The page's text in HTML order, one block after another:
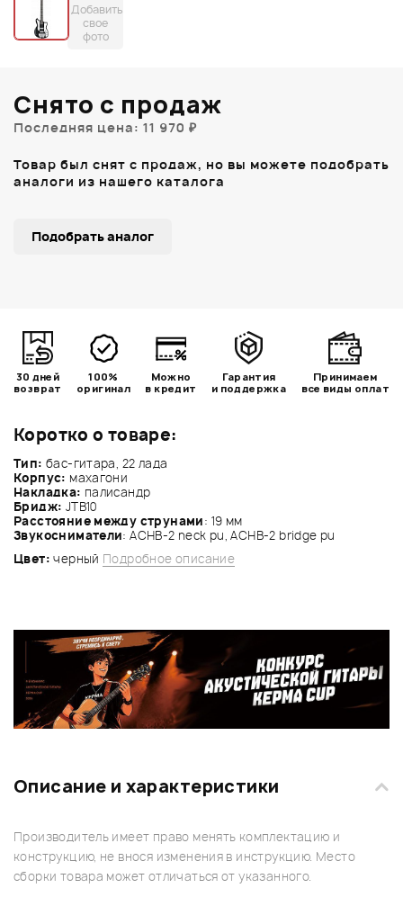
Добавить
свое
фото
Коротко о товаре:
Тип: бас-гитара, 22 лада
Корпус: махагони
Накладка: палисандр
Бридж: JTB10
Расстояние между струнами: 19 мм
Звукосниматели: ACHB-2 neck pu, ACHB-2 bridge pu
Цвет: черный Подробное описание
Снято с продаж
Последняя цена: 11 970 ₽
Товар был снят с продаж, но вы можете подобрать
аналоги из нашего каталога
Подобрать аналог
30 дней
возврат
100%
оригинал
Можно
в кредит
Гарантия
и поддержка
Принимаем
все виды оплат
Описание и характеристики
Производитель имеет право менять комплектацию и
конструкцию, не внося изменения в инструкцию. Место
сборки товара может отличаться от указанного.